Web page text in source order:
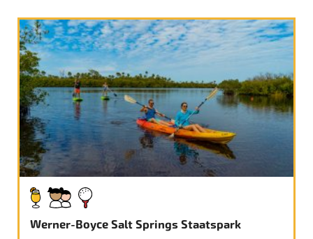
Werner-Boyce Salt Springs Staatspark